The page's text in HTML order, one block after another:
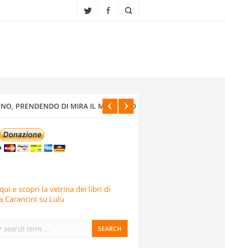
ALLA FINE DEL XIX SECOLO IN UNO
PRENDENDO DI MIRA IL MINISTERO
DELL’OPERAZIONE TRUE
ATTACCO
e scopri la vetrina dei libri di
Carancini su Lulu